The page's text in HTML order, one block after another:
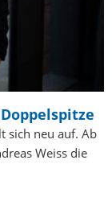
sich neu auf. Ab
Weiss die